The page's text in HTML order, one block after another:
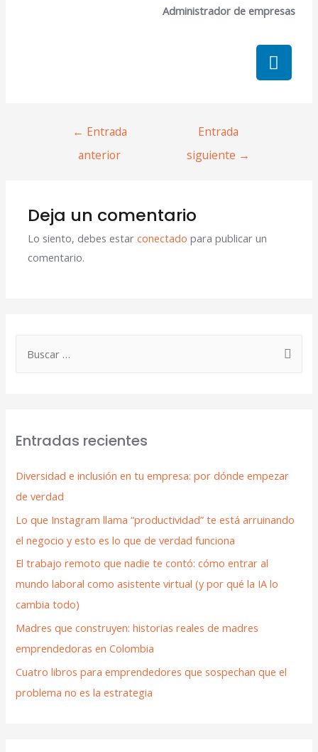
Entradas recientes
Diversidad e inclusión en tu empresa: por dónde empezar
de verdad
Lo que Instagram llama “productividad” te está arruinando
el negocio y esto es lo que de verdad funciona
El trabajo remoto que nadie te contó: cómo entrar al
mundo laboral como asistente virtual (y por qué la IA lo
cambia todo)
Madres que construyen: historias reales de madres
emprendedoras en Colombia
Cuatro libros para emprendedores que sospechan que el
problema no es la estrategia
Administrador de empresas
← Entrada
anterior
Entrada
siguiente →
Deja un comentario
Lo siento, debes estarconectado para publicar un
comentario.